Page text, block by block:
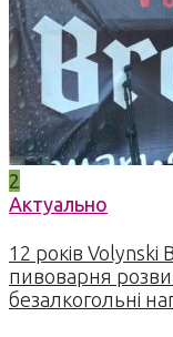
2
Актуально
12 років Volynski
пивоварня
безалкогольні